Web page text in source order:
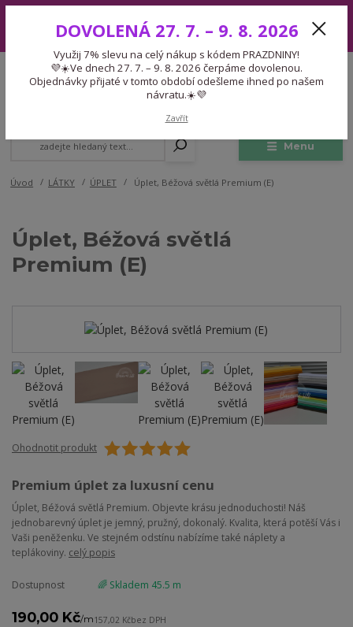
7. – 9. 8. 2026 čerpáme dovolenou. Objednávky přijaté v tomto období
odešleme ihned po našem návratu.☀️💜
Menu
CZK
Expedice 775 866 913
Po-Čt 9-15:30 Pá 9-14:30 Pauza 13-13:45
Úvod LÁTKY ÚPLET Úplet, Béžová světlá Premium (E)
Úplet, Béžová světlá
Premium (E)
Ohodnotit produkt
Premium úplet za luxusní cenu
Úplet, Béžová světlá Premium. Objevte krásu jednoduchosti! Náš
jednobarevný úplet je jemný, pružný, dokonalý. Kvalita, která potěší Vás i
Vaši peněženku. Ve stejném odstínu nabízíme také náplety a
teplákoviny. celý popis
Dostupnost 🌈 Skladem 45.5 m
190,00 Kč/m157,02 Kčbez DPH
DOVOLENÁ 27. 7. – 9. 8. 2026
Využij 7% slevu na celý nákup s kódem PRAZDNINY!
💜☀️Ve dnech 27. 7. – 9. 8. 2026 čerpáme dovolenou.
Objednávky přijaté v tomto období odešleme ihned po našem
návratu.☀️💜
Zavřít